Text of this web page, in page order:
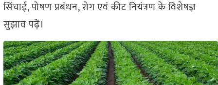
सिंचाई, पोषण प्रबंधन, रोग एवं कीट नियंत्रण के विशेषज्ञ
सुझाव पढ़ें।